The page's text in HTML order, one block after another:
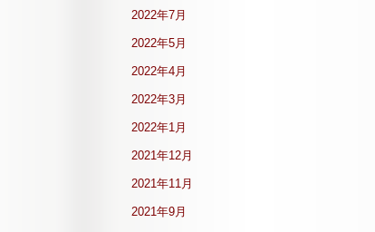
2022年7月
2022年5月
2022年4月
2022年3月
2022年1月
2021年12月
2021年11月
2021年9月